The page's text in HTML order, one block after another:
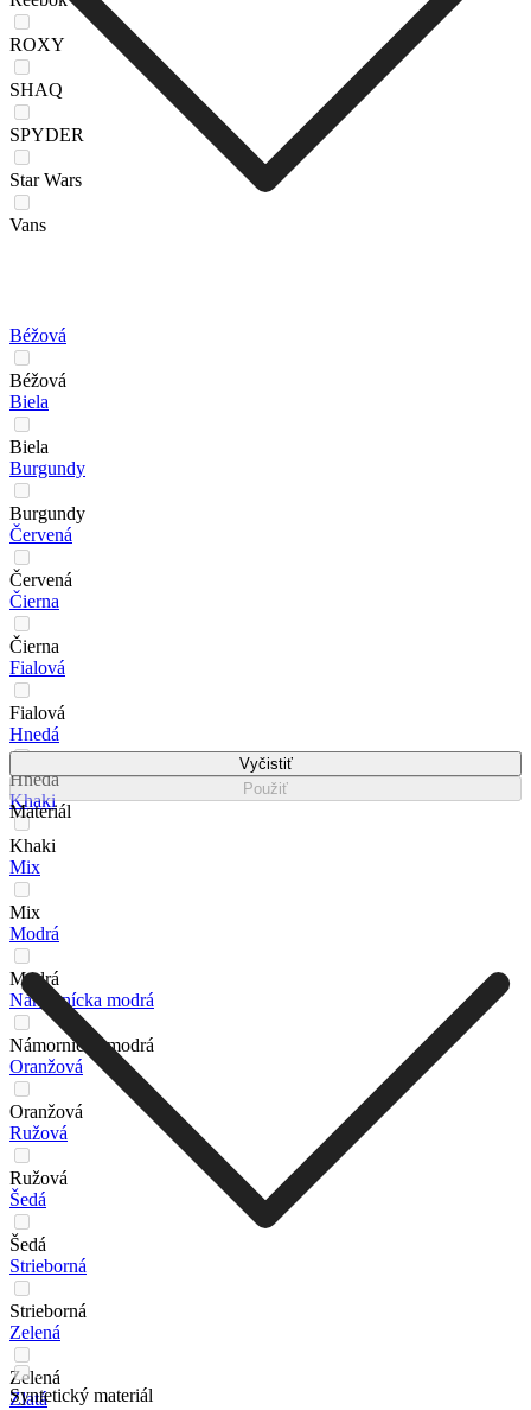
ROXY
SHAQ
SPYDER
Star Wars
Vans
Béžová
Béžová
Biela
Biela
Burgundy
Burgundy
Červená
Červená
Čierna
Čierna
Fialová
Fialová
Hnedá
Hnedá
Khaki
Khaki
Mix
Mix
Modrá
Modrá
Námornícka modrá
Námornícka modrá
Oranžová
Oranžová
Ružová
Ružová
Šedá
Šedá
Strieborná
Strieborná
Zelená
Zelená
Zlatá
Vyčistiť
Použiť
Materiál
Syntetický materiál